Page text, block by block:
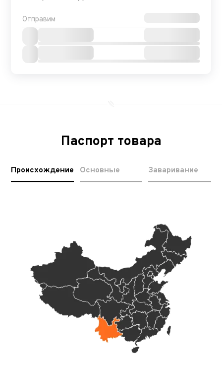
Отправим
Паспорт товара
Происхождение Основные Заваривание